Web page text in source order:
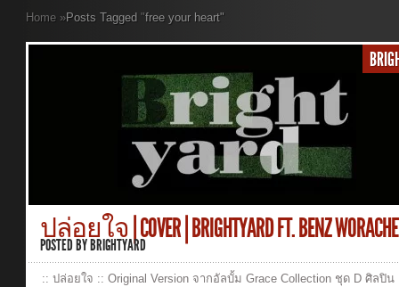
Home »Posts Tagged"free your heart"
ปล่อยใจ | COVER | BRIGHTYARD FT. BENZ
POSTED BYBRIGHTYARD
:: ปล่อยใจ :: Original Version จากอัลบั้ม Grace Collection ชุด D ศิลปิน